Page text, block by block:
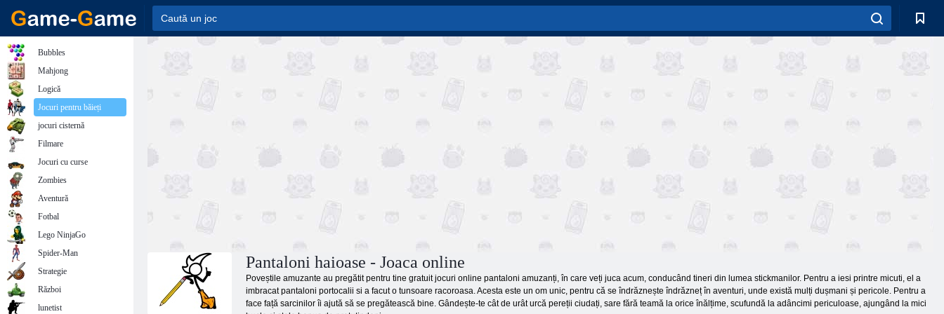
Pantaloni haioase - Joaca online
Poveștile amuzante au pregătit pentru tine gratuit jocuri online pantaloni amuzanți, în care veți juca acum, conducând tineri din lumea stickmanilor. Pentru a iesi printre micuti, el a
imbracat pantaloni portocalii si a facut o tunsoare racoroasa. Acesta este un om unic, pentru că se îndrăznește îndrăzneț în aventuri, unde există mulți dușmani și pericole. Pentru a
face față sarcinilor îi ajută să se pregătească bine. Gândește-te cât de urât urcă pereții ciudați, sare fără teamă la orice înălțime, scufundă la adâncimi periculoase, ajungând la mici
Bubbles
Mahjong
Logică
Jocuri pentru băieți
jocuri cisternă
Filmare
Jocuri cu curse
Zombies
Aventură
Fotbal
Lego NinjaGo
Spider-Man
Strategie
Război
lunetist